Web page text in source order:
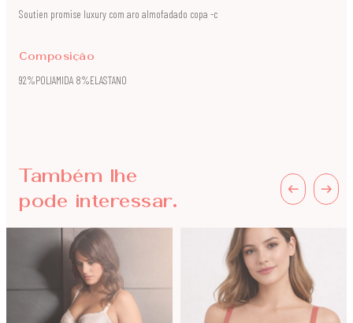
Soutien promise luxury com aro almofadado copa -c
Composição
92%POLIAMIDA 8%ELASTANO
Também lhe
pode interessar.